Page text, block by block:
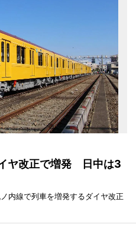
ヤ改正で増発 日中は3
内線で列車を増発するダイヤ改正